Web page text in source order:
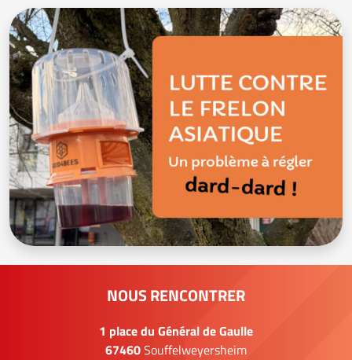
NOUS RENCONTRER
1 place du Général de Gaulle
67460Souffelweyersheim